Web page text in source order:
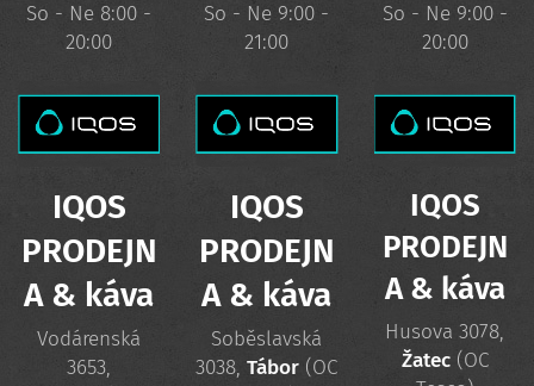
So - Ne 8:00 -
20:00
So - Ne 9:00 -
21:00
So - Ne 9:00 -
20:00
IQOS
PRODEJN
A & káva
Vodárenská
3653,
IQOS
PRODEJN
A & káva
Soběslavská
3038,Tábor (OC
IQOS
PRODEJN
A & káva
Husova 3078,
Žatec(OC